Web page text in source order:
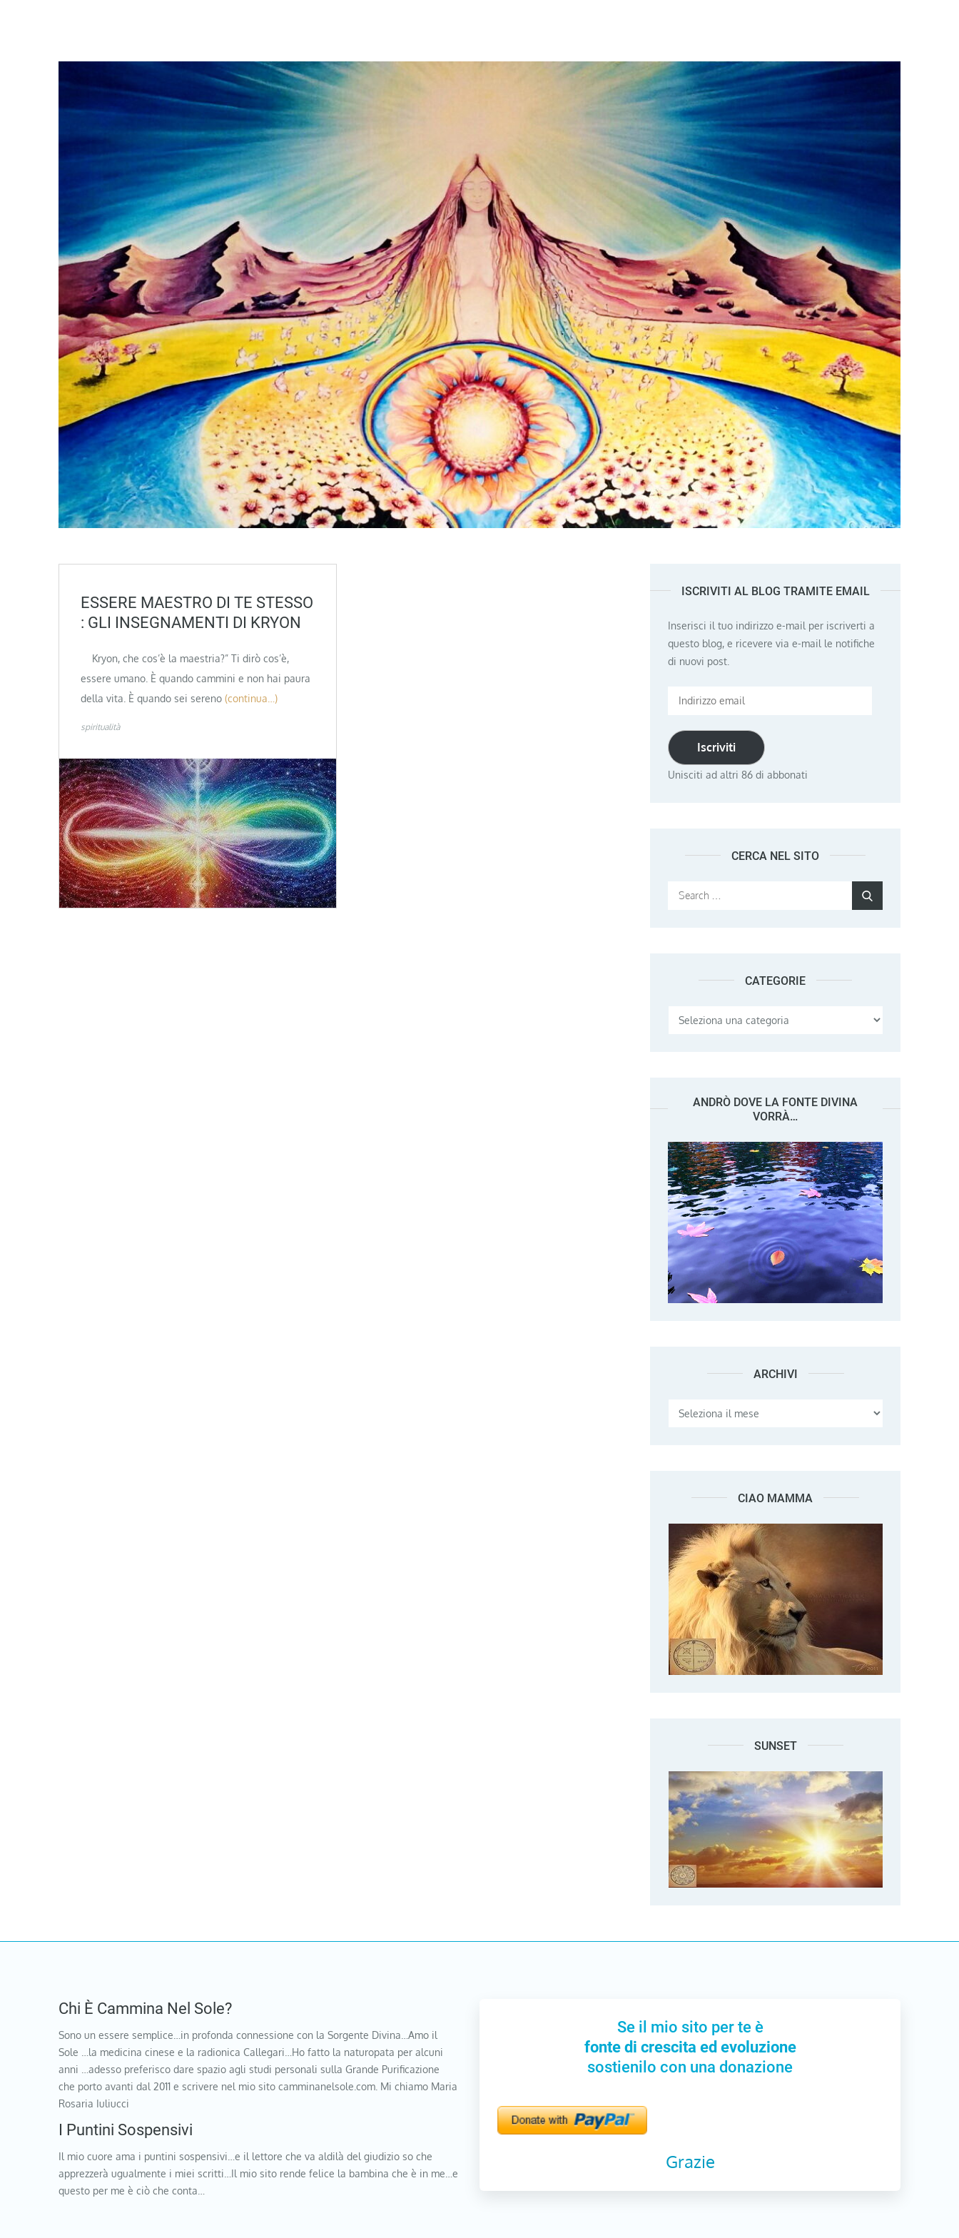
ESSERE MAESTRO DI TE STESSO
: GLI INSEGNAMENTI DI KRYON
Kryon, che cos’è la maestria?” Ti dirò cos’è,
essere umano. È quando cammini e non hai paura
della vita. È quando sei sereno (continua…)
spiritualità
ISCRIVITI AL BLOG TRAMITE EMAIL
Inserisci il tuo indirizzo e-mail per iscriverti a
questo blog, e ricevere via e-mail le notifiche
di nuovi post.
Indirizzo
Iscriviti
Unisciti ad altri 86 di abbonati
CERCA NEL SITO
Search
CATEGORIE
Categorie
ANDRÒ DOVE LA FONTE DIVINA
VORRÀ…
ARCHIVI Archivi
CIAO MAMMA
SUNSET
Chi È Cammina Nel Sole?
Sono un essere semplice…in profonda connessione con la Sorgente Divina…Amo il
Sole …la medicina cinese e la radionica Callegari…Ho fatto la naturopata per alcuni
anni …adesso preferisco dare spazio agli studi personali sulla Grande Purificazione
che porto avanti dal 2011 e scrivere nel mio sito camminanelsole.com. Mi chiamo Maria
Rosaria Iuliucci
I Puntini Sospensivi
Il mio cuore ama i puntini sospensivi…e il lettore che va aldilà del giudizio so che
apprezzerà ugualmente i miei scritti…Il mio sito rende felice la bambina che è in me…e
questo per me è ciò che conta…
Se il mio sito per te è
fonte di crescita ed evoluzione
sostienilo con una donazione
Grazie